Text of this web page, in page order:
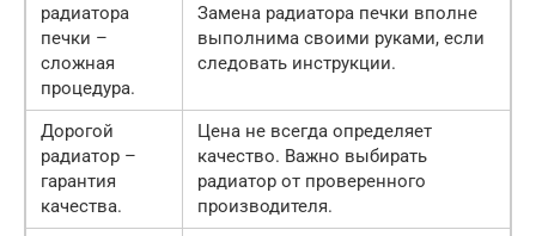
радиатора
печки –
сложная
процедура.
Замена радиатора печки вполне
выполнима своими руками, если
следовать инструкции.
Дорогой
радиатор –
гарантия
качества.
Цена не всегда определяет
качество. Важно выбирать
радиатор от проверенного
производителя.